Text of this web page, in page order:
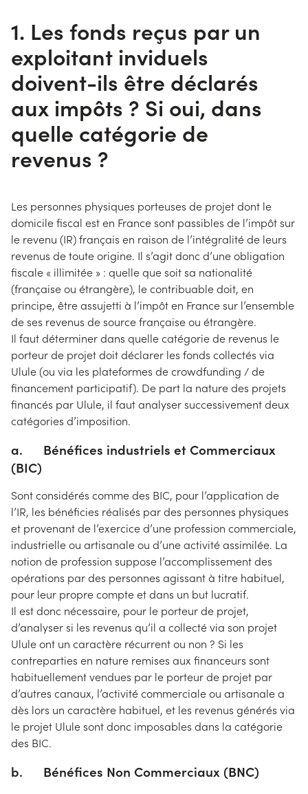
1. Les fonds reçus par un
exploitant inviduels
doivent-ils être déclarés
aux impôts ? Si oui, dans
quelle catégorie de
revenus ?
Les personnes physiques porteuses de projet dont le
domicile fiscal est en France sont passibles de l’impôt sur
le revenu (IR) français en raison de l’intégralité de leurs
revenus de toute origine. Il s’agit donc d’une obligation
fiscale « illimitée » : quelle que soit sa nationalité
(française ou étrangère), le contribuable doit, en
principe, être assujetti à l’impôt en France sur l’ensemble
de ses revenus de source française ou étrangère.
Il faut déterminer dans quelle catégorie de revenus le
porteur de projet doit déclarer les fonds collectés via
Ulule (ou via les plateformes de crowdfunding / de
financement participatif). De part la nature des projets
financés par Ulule, il faut analyser successivement deux
catégories d’imposition.
a. Bénéfices industriels et Commerciaux
(BIC)
Sont considérés comme des BIC, pour l’application de
l’IR, les bénéficies réalisés par des personnes physiques
et provenant de l’exercice d’une profession commerciale,
industrielle ou artisanale ou d’une activité assimilée. La
notion de profession suppose l’accomplissement des
opérations par des personnes agissant à titre habituel,
pour leur propre compte et dans un but lucratif.
Il est donc nécessaire, pour le porteur de projet,
d’analyser si les revenus qu’il a collecté via son projet
Ulule ont un caractère récurrent ou non ? Si les
contreparties en nature remises aux financeurs sont
habituellement vendues par le porteur de projet par
d’autres canaux, l’activité commerciale ou artisanale a
dès lors un caractère habituel, et les revenus générés via
le projet Ulule sont donc imposables dans la catégorie
des BIC.
b. Bénéfices Non Commerciaux (BNC)